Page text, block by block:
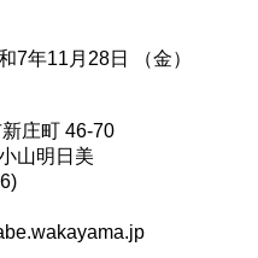
7年11月28日 （金）
】
庄町 46-70
山明日美